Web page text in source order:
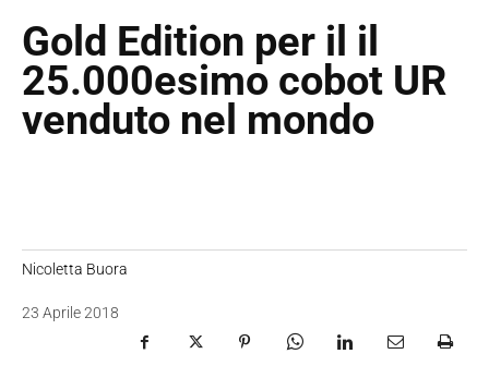
Gold Edition per il il
25.000esimo cobot UR
venduto nel mondo
Nicoletta Buora
23 Aprile 2018